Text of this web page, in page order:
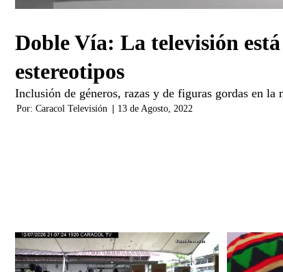
Doble Vía: La televisión
estereotipos
Inclusión de géneros, razas y de figuras gordas en
Por: Caracol Televisión
13 de Agosto, 2022